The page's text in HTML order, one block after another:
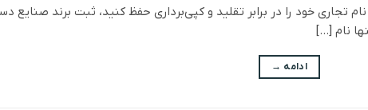
تجاری خود را در برابر تقلید و کپی‌برداری حفظ کنید، ثبت برند صنایع
نام […]
ادامه →